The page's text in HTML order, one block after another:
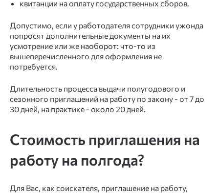
квитанции на оплату государственных сборов.
Допустимо, если у работодателя сотрудники ужонда
попросят дополнительные документы на их
усмотрение или же наоборот: что-то из
вышеперечисленного дляоформления не
потребуется.
Длительность процесса выдачи полугодового и
сезонного приглашений на работу по закону - от 7 до
30 дней, на практике - около 20 дней.
Стоимость приглашения на
работу на полгода?
Для Вас, как соискателя, приглашение на работу,